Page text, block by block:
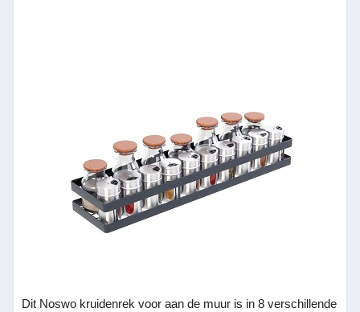
Dit Noswo kruidenrek voor aan de muur is in 8 verschillende